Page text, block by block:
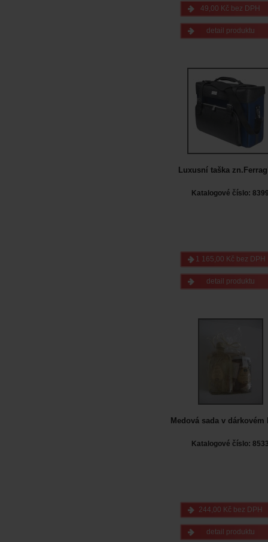
49,00 Kč bez DPH
detail produktu
Luxusní taška
Katalogové číslo:
1 165,00 Kč bez DPH
detail produktu
Medová sada v dárkovém
Katalogové číslo:
244,00 Kč bez DPH
detail produktu